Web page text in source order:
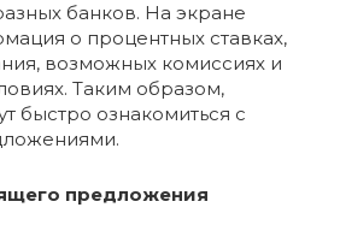
банков. На экране
о процентных ставках,
возможных комиссиях и
Таким образом,
быстро ознакомиться с
предложения